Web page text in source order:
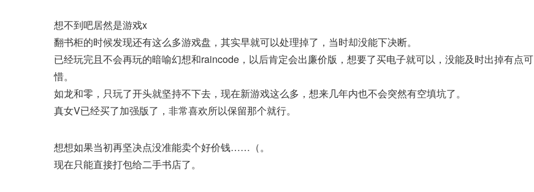
想不到吧居然是游戏x
翻书柜的时候发现还有这么多游戏盘，其实早就可以处理掉了，当时却没能下决断。
已经玩完且不会再玩的暗喻幻想和raincode，以后肯定会出廉价版，想要了买电子就可以，没能及时出掉有点可
惜。
如龙和零，只玩了开头就坚持不下去，现在新游戏这么多，想来几年内也不会突然有空填坑了。
真女V已经买了加强版了，非常喜欢所以保留那个就行。
想想如果当初再坚决点没准能卖个好价钱……（。
现在只能直接打包给二手书店了。